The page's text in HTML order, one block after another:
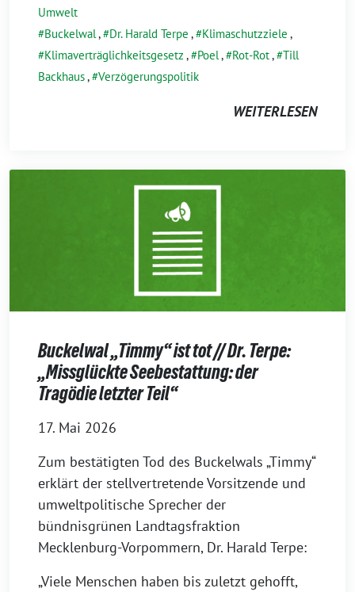
Umwelt
Buckelwal, Dr. Harald Terpe , Klimaschutzziele ,
Klimaverträglichkeitsgesetz , Poel, Rot-Rot, Till
Backhaus, Verzögerungspolitik
WEITERLESEN
Buckelwal „Timmy“ ist tot // Dr. Terpe:
„Missglückte Seebestattung: der
Tragödie letzter Teil“
17. Mai 2026
Zum bestätigten Tod des Buckelwals „Timmy“
erklärt der stellvertretende Vorsitzende und
umweltpolitische Sprecher der
bündnisgrünen Landtagsfraktion
Mecklenburg-Vorpommern, Dr. Harald Terpe:
„Viele Menschen haben bis zuletzt gehofft,